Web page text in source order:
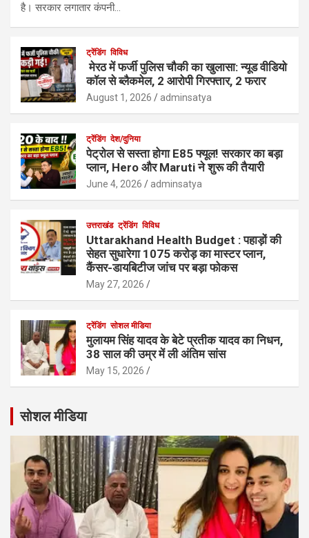
है। सरकार लगातार कंपनी…
ट्रेंडिंग विविध
मेरठ में फर्जी पुलिस चौकी का खुलासा: न्यूड वीडियो
कॉल से ब्लैकमेल, 2 आरोपी गिरफ्तार, 2 फरार
August 1, 2026 adminsatya
ट्रेंडिंग देश/दुनिया
पेट्रोल से सस्ता होगा E85 फ्यूल! सरकार का बड़ा
प्लान, Hero और Maruti ने शुरू की तैयारी
June 4, 2026 adminsatya
उत्तराखंड ट्रेंडिंग विविध
Uttarakhand Health Budget : पहाड़ों की
सेहत सुधारेगा 1075 करोड़ का मास्टर प्लान,
कैंसर-डायबिटीज जांच पर बड़ा फोकस
May 27, 2026
ट्रेंडिंग सोशल मीडिया
मुलायम सिंह यादव के बेटे प्रतीक यादव का निधन,
38 साल की उम्र में ली अंतिम सांस
May 15, 2026
सोशल मीडिया